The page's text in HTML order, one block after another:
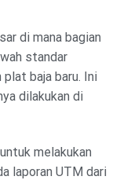
di mana bagian
standar
baja baru. Ini
dilakukan di
melakukan
laporan UTM dari